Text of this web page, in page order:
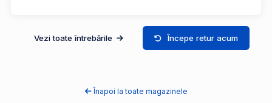
Vezi toate întrebările Începe retur acum
Înapoi la toate magazinele